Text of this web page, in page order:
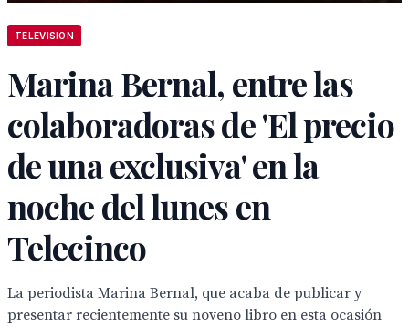
TELEVISION
Marina Bernal, entre las
colaboradoras de 'El precio
de una exclusiva' en la
noche del lunes en
Telecinco
La periodista Marina Bernal, que acaba de publicar y
presentar recientemente su noveno libro en esta ocasión